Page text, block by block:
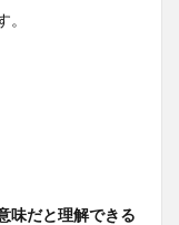
味だと理解できる